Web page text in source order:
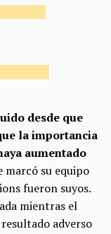
desde que
la importancia
aumentado
marcó su equipo
fueron suyos.
mientras el
adverso